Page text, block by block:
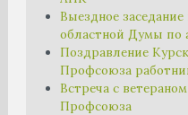
Выездное
областной Думы по
Поздравление
Профсоюза
Встреча с
Профсоюза